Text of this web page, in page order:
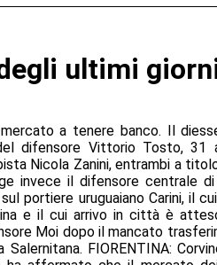
ultimi
a tenere banco. Il
difensore Vittorio Tosto, 31
Nicola Zanini, entrambi a
invece il difensore centrale di
portiere uruguaiano Carini, il
e il cui arrivo in città è
Moi dopo il mancato
FIORENTINA: